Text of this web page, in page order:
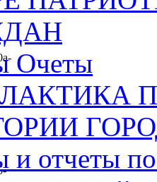
Очеты
и отчеты